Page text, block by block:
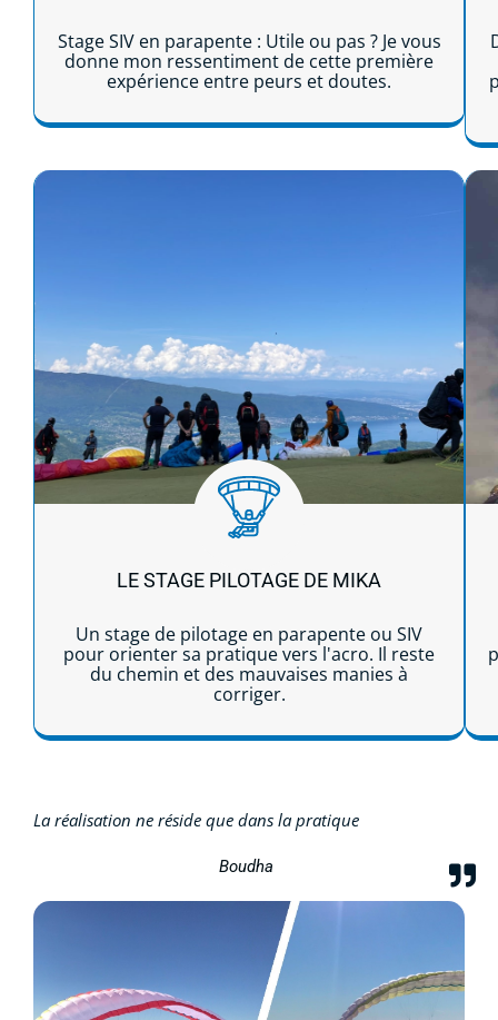
Stage SIV en parapente : Utile ou pas ? Je vous
donne mon ressentiment de cette première
expérience entre peurs et doutes.
Lire la suite...
LE STAGE PILOTAGE DE MIKA
Un stage de pilotage en parapente ou SIV
pour orienter sa pratique vers l'acro. Il reste
du chemin et des mauvaises manies à
corriger.
La réalisation ne réside que dans la pratique
Boudha